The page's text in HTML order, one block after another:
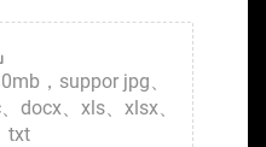
，suppor jpg、
docx、xls、xlsx、
txt